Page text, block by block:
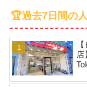
🏆過去7日間の